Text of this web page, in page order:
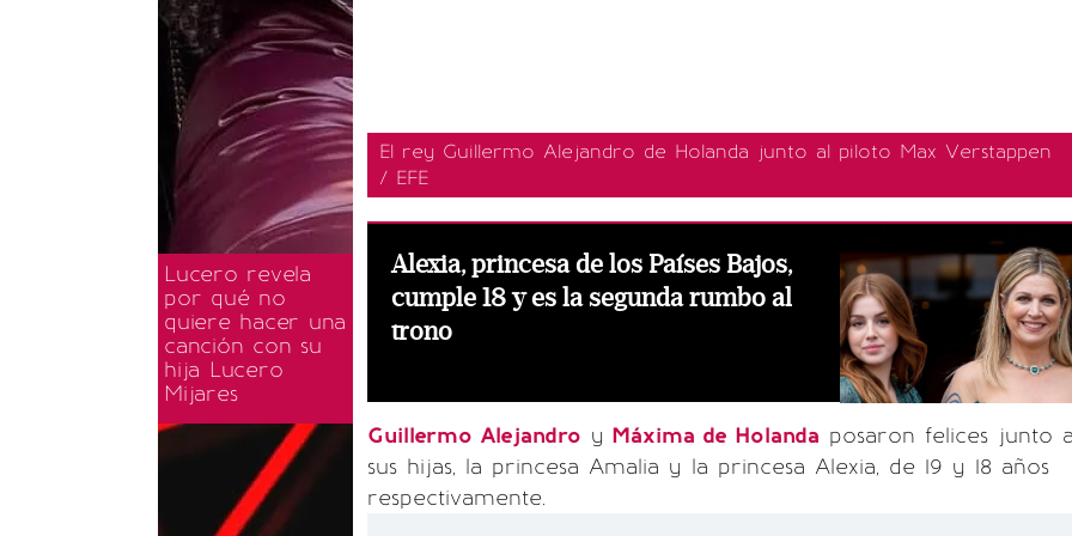
Lucero revela
por qué no
quiere hacer una
canción con su
hija Lucero
Mijares
El rey Guillermo Alejandro de Holanda junto al piloto Max Verstappen
/ EFE
Alexia, princesa de los Países Bajos,
cumple 18 y es la segunda rumbo al
trono
Guillermo Alejandro y Máxima de Holanda posaron felices junto
sus hijas, la princesa Amalia y la princesa Alexia, de 19 y 18 años
respectivamente.